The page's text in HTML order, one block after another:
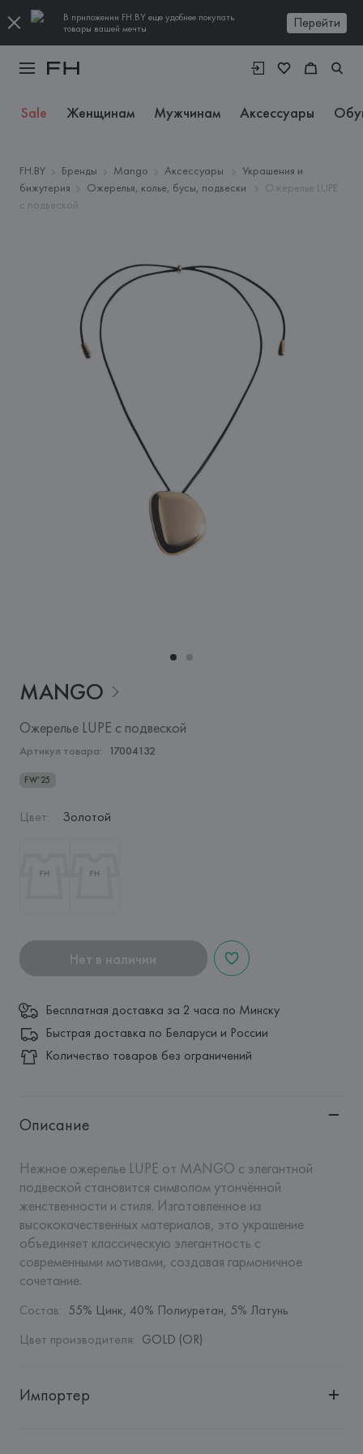
В приложении FH.BY еще удобнее покупать
товары вашей мечты
Перейти
Sale Женщинам Мужчинам Аксессуары
FH.BY Бренды Mango Аксессуары
Украшения и
бижутерия
Ожерелья, колье, бусы, подвески
Ожерелье LUPE
с подвеской
MANGO
Ожерелье LUPE с подвеской
Артикул товара: 17004132
FW’25
Цвет: Золотой
Нет в наличии
Бесплатная доставка за 2 часа по Минску
Быстрая доставка по Беларуси и России
Количество товаров без ограничений
Описание
Нежное ожерелье LUPE от MANGO с элегантной
подвеской становится символом утончённой
женственности и стиля. Изготовленное из
высококачественных материалов, это украшение
объединяет классическую элегантность с
современными мотивами, создавая гармоничное
сочетание.
Состав: 55% Цинк, 40% Полиуретан, 5% Латунь
Цвет производителя: GOLD (OR)
Импортер